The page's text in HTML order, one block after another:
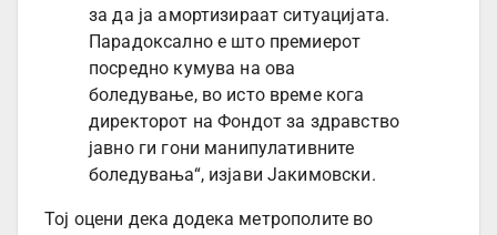
за да ја амортизираат ситуацијата.
Парадоксално е што премиерот
посредно кумува на ова
боледување, во исто време кога
директорот на Фондот за здравство
јавно ги гони манипулативните
боледувања“, изјави Јакимовски.
Тој оцени дека додека метрополите во